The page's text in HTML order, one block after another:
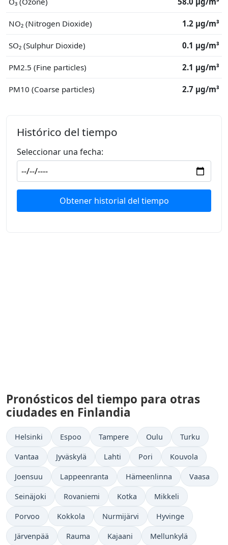
NO₂ (Nitrogen Dioxide) 1.2 μg/m³
SO₂ (Sulphur Dioxide) 0.1 μg/m³
PM2.5 (Fine particles) 2.1 μg/m³
PM10 (Coarse particles) 2.7 μg/m³
Histórico del tiempo
Seleccionar una fecha:
Obtener historial del tiempo
Pronósticos del tiempo para otras
ciudades en Finlandia
Helsinki Espoo Tampere Oulu Turku
Vantaa Jyväskylä Lahti Pori Kouvola
Joensuu Lappeenranta Hämeenlinna Vaasa
Seinäjoki Rovaniemi Kotka Mikkeli
Porvoo Kokkola Nurmijärvi Hyvinge
Järvenpää Rauma Kajaani Mellunkylä